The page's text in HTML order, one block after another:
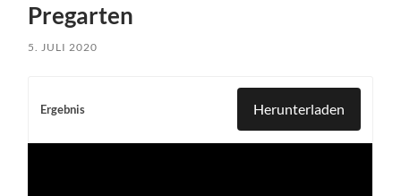
Pregarten
5. JULI 2020
Ergebnis Herunterladen